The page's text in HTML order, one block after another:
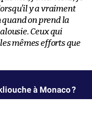
y a vraiment
on prend la
Ceux qui
mêmes efforts que
à Monaco ?